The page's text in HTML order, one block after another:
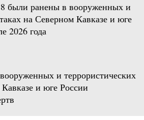
были ранены в вооруженных и
на Северном Кавказе и юге
2026 года
и террористических
и юге России